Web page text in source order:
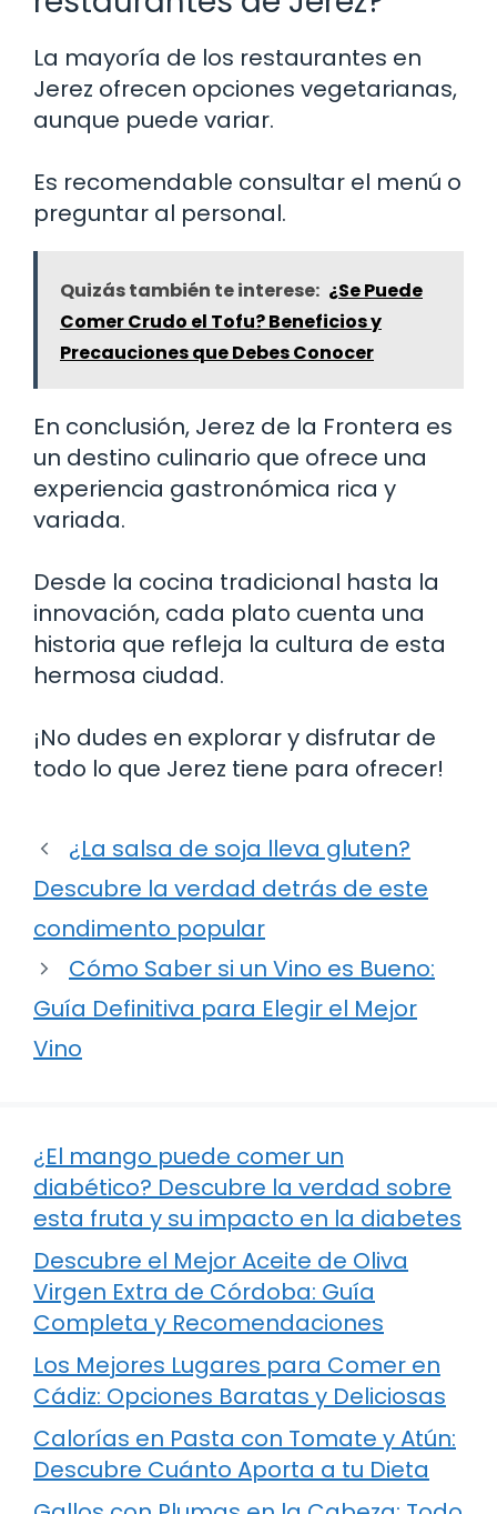
La mayoría de los restaurantes en
Jerez ofrecen opciones vegetarianas,
aunque puede variar.
Es recomendable consultar el menú o
preguntar al personal.
Quizás también te interese: ¿Se Puede
Comer Crudo el Tofu? Beneficios y
Precauciones que Debes Conocer
En conclusión, Jerez de la Frontera es
un destino culinario que ofrece una
experiencia gastronómica rica y
variada.
Desde la cocina tradicional hasta la
innovación, cada plato cuenta una
historia que refleja la cultura de esta
hermosa ciudad.
¡No dudes en explorar y disfrutar de
todo lo que Jerez tiene para ofrecer!
¿La salsa de soja lleva gluten?
Descubre la verdad detrás de este
condimento popular
Cómo Saber si un Vino es Bueno:
Guía Definitiva para Elegir el Mejor
Vino
¿El mango puede comer un
diabético? Descubre la verdad sobre
esta fruta y su impacto en la diabetes
Descubre el Mejor Aceite de Oliva
Virgen Extra de Córdoba: Guía
Completa y Recomendaciones
Los Mejores Lugares para Comer en
Cádiz: Opciones Baratas y Deliciosas
Calorías en Pasta con Tomate y Atún:
Descubre Cuánto Aporta a tu Dieta